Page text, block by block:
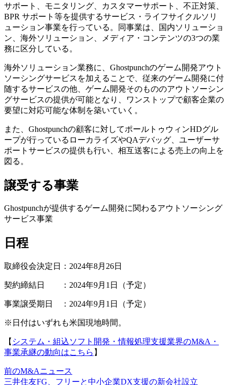
サポート、モニタリング、カスタマーサポート、不正対策、
BPR サポート等を提供するサービス・ライフサイクルソリ
ューション事業を行っている。同事業は、国内ソリューショ
ン、海外ソリューション、メディア・コンテンツの3つの業
務に区分している。
海外ソリューション業務に、Ghostpunchのゲーム開発アウト
ソーシングサービスを加えることで、従来のゲーム開発に付
随するサービスの他、ゲーム開発そのもののアウトソーシン
グサービスの提供が可能となり、ワンストップで顧客企業の
要望に対応可能な体制を築いていく。
また、Ghostpunchの顧客に対してポールトゥウィンHDグル
ープが行っているローカライズやQAデバッグ、ユーザーサ
ポートサービスの提供も行い、相互送客による売上の向上を
図る。
譲受する事業
Ghostpunchが提供するゲーム開発に関わるアウトソーシング
サービス事業
日程
取締役会決定日：2024年8月26日
契約締結日 ：2024年9月1日（予定）
事業譲受期日 ：2024年9月1日（予定）
※日付はいずれも米国現地時間。
【 システム・組込ソフト開発・情報処理支援業界のM&A・
事業承継の動向はこちら 】
前のM&Aニュース
三井住友FG、フリーと中小企業DX支援の新会社設立